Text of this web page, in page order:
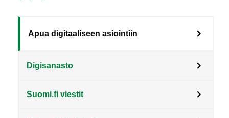
Sote
Menu
Asiakkaille
level
Apua di­gi­taa­li­seen asioin­tiin
Digisanasto
Suomi.fi viestit